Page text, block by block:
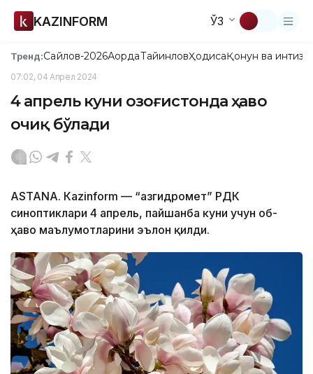
KAZINFORM ЎЗ
Тренд:Сайлов-2026АқордаТайинловҲодисаҚонун ва
07:02, 04 Апрел 2024
4 апрель куни Қозоғистонда ҳаво
очиқ бўлади
ASTANА. Кazinform — “Қазгидромет” РДК
синоптиклари 4 апрель, пайшанба куни учун об-
ҳаво маълумотларини эълон қилди.